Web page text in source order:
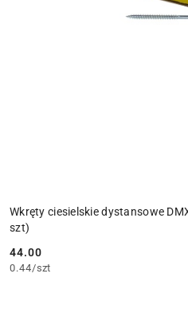
Wkręty ciesielskie dystansowe
szt)
Cena:
44.00
0.44/szt